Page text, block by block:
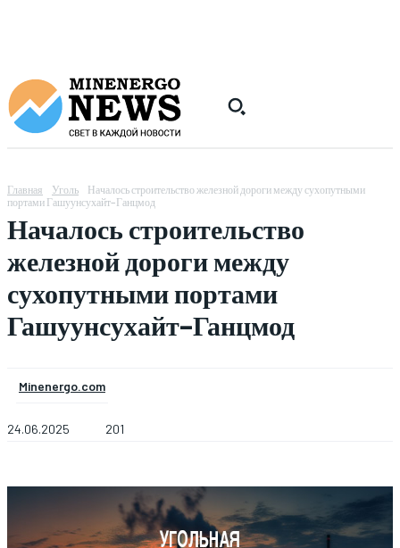
Главная Уголь
Началось строительство железной дороги между сухопутными
портами Гашуунсухайт–Ганцмод
Началось строительство
железной дороги между
сухопутными портами
Гашуунсухайт–Ганцмод
Minenergo.com
24.06.2025 201